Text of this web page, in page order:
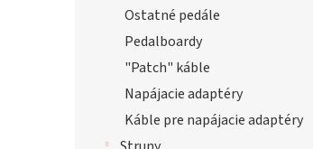
Ostatné pedále
Pedalboardy
"Patch" káble
Napájacie adaptéry
Káble pre napájacie adaptéry